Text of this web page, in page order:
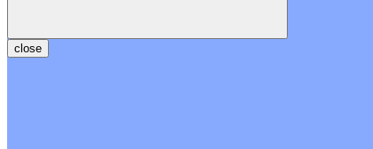
close